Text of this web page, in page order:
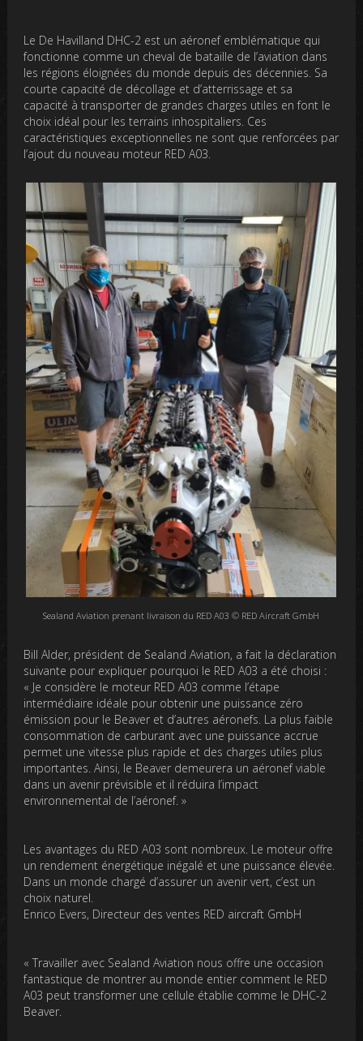
Le De Havilland DHC-2 est un aéronef emblématique qui
fonctionne comme un cheval de bataille de l’aviation dans
les régions éloignées du monde depuis des décennies. Sa
courte capacité de décollage et d’atterrissage et sa
capacité à transporter de grandes charges utiles en font le
choix idéal pour les terrains inhospitaliers. Ces
caractéristiques exceptionnelles ne sont que renforcées par
l’ajout du nouveau moteur RED A03.
Sealand Aviation prenant livraison du RED A03 © RED Aircraft GmbH
Bill Alder, président de Sealand Aviation, a fait la déclaration
suivante pour expliquer pourquoi le RED A03 a été choisi :
« Je considère le moteur RED A03 comme l’étape
intermédiaire idéale pour obtenir une puissance zéro
émission pour le Beaver et d’autres aéronefs. La plus faible
consommation de carburant avec une puissance accrue
permet une vitesse plus rapide et des charges utiles plus
importantes. Ainsi, le Beaver demeurera un aéronef viable
dans un avenir prévisible et il réduira l’impact
environnemental de l’aéronef. »
Les avantages du RED A03 sont nombreux. Le moteur offre
un rendement énergétique inégalé et une puissance élevée.
Dans un monde chargé d’assurer un avenir vert, c’est un
choix naturel.
Enrico Evers, Directeur des ventes RED aircraft GmbH
« Travailler avec Sealand Aviation nous offre une occasion
fantastique de montrer au monde entier comment le RED
A03 peut transformer une cellule établie comme le DHC-2
Beaver.